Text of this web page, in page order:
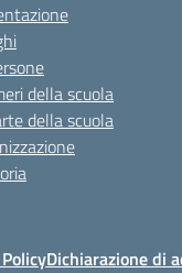
della scuola
della scuola
Dichiarazione di